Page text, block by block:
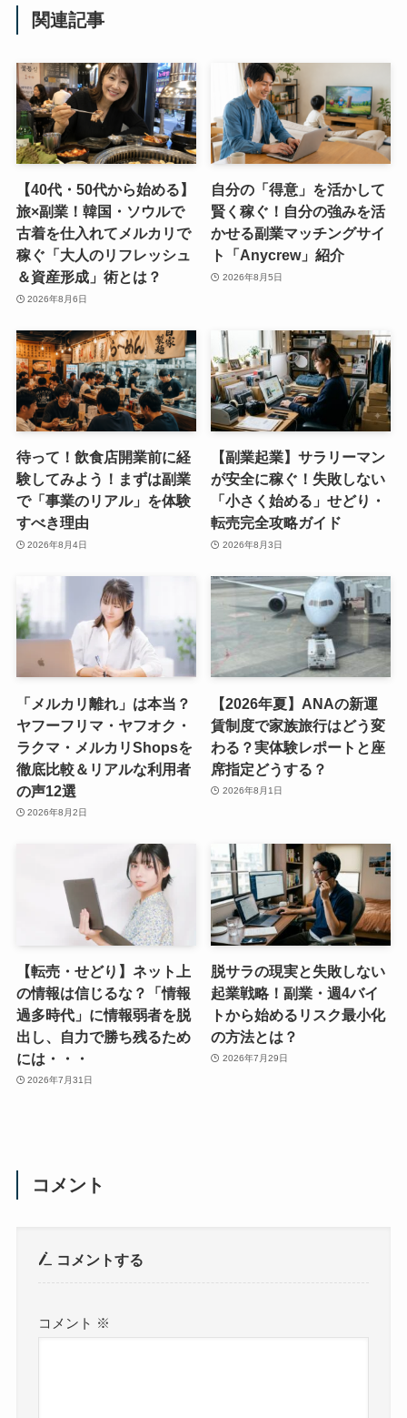
関連記事
【40代・50代から始める】
旅×副業！韓国・ソウルで
古着を仕入れてメルカリで
稼ぐ「大人のリフレッシュ
＆資産形成」術とは？
2026年8月6日
自分の「得意」を活かして
賢く稼ぐ！自分の強みを活
かせる副業マッチングサイ
ト「Anycrew」紹介
2026年8月5日
待って！飲食店開業前に経
験してみよう！まずは副業
で「事業のリアル」を体験
すべき理由
2026年8月4日
【副業起業】サラリーマン
が安全に稼ぐ！失敗しない
「小さく始める」せどり・
転売完全攻略ガイド
2026年8月3日
「メルカリ離れ」は本当？
ヤフーフリマ・ヤフオク・
ラクマ・メルカリShopsを
徹底比較＆リアルな利用者
の声12選
2026年8月2日
【2026年夏】ANAの新運
賃制度で家族旅行はどう変
わる？実体験レポートと座
席指定どうする？
2026年8月1日
【転売・せどり】ネット上
の情報は信じるな？「情報
過多時代」に情報弱者を脱
出し、自力で勝ち残るため
には・・・
2026年7月31日
脱サラの現実と失敗しない
起業戦略！副業・週4バイ
トから始めるリスク最小化
の方法とは？
2026年7月29日
コメント
コメントする
コメント ※